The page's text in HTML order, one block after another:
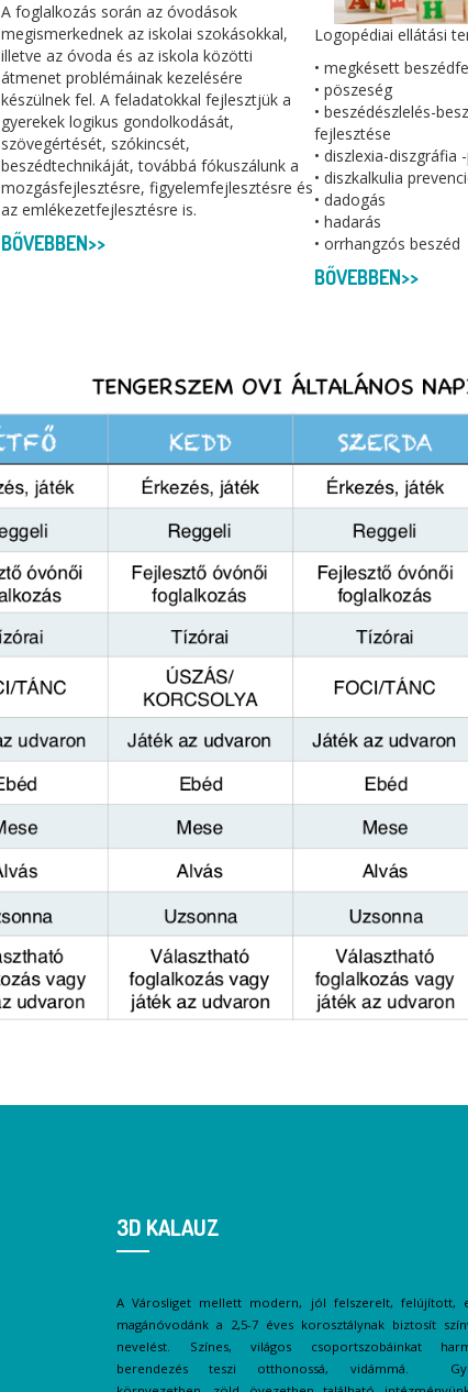
A foglalkozás során az óvodások
megismerkednek az iskolai szokásokkal,
illetve az óvoda és az iskola közötti
átmenet problémáinak kezelésére
készülnek fel. A feladatokkal fejlesztjük a
gyerekek logikus gondolkodását,
szövegértését, szókincsét,
beszédtechnikáját, továbbá fókuszálunk a
mozgásfejlesztésre, figyelemfejlesztésre és
az emlékezetfejlesztésre is.
BŐVEBBEN>>
Logopédiai ellátási
• megkésett
• pöszeség
• beszédészlelés-
fejlesztése
• diszlexia-diszgráfia
• diszkalkulia
• dadogás
• hadarás
• orrhangzós beszéd
BŐVEBBEN>>
3D KALAUZ
A Városliget mellett modern, jól felszerelt, felújított,
magánóvodánk a 2,5-7 éves korosztálynak biztosít
nevelést. Színes, világos csoportszobáinkat
berendezés teszi otthonossá, vidámmá.